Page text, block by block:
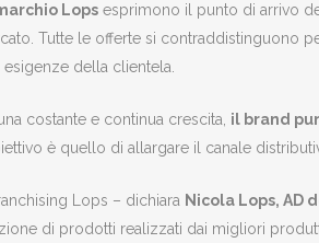
Lops esprimono il punto di arrivo
Tutte le offerte si contraddistinguono
della clientela.
costante e continua crescita, il brand
è quello di allargare il canale
Lops – dichiara Nicola Lops, AD
di prodotti realizzati dai migliori